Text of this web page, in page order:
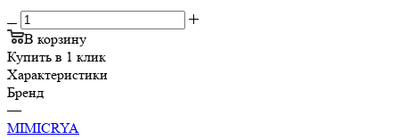
В корзину
Купить в 1 клик
Характеристики
Бренд
—
MIMICRYA